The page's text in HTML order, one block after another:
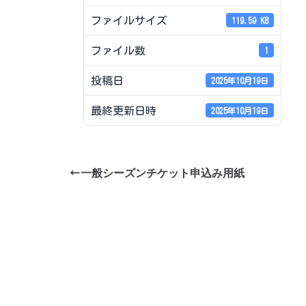
ファイルサイズ 119.59 KB
ファイル数 1
投稿日 2025年10月19日
最終更新日時 2025年10月19日
一般シーズンチケット申込み用紙